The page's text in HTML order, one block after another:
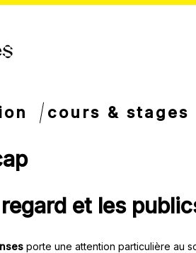
cours & stages
et les
porte une attention particulière au